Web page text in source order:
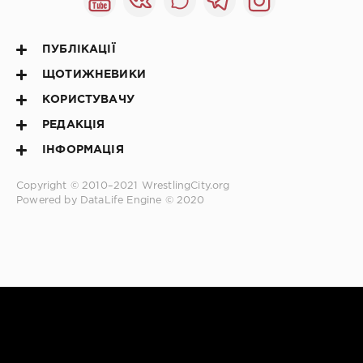
ПУБЛІКАЦІЇ
ЩОТИЖНЕВИКИ
КОРИСТУВАЧУ
РЕДАКЦІЯ
ІНФОРМАЦІЯ
Copyright © 2010–2021
WrestlingCity.org
Powered by DataLife Engine © 2020